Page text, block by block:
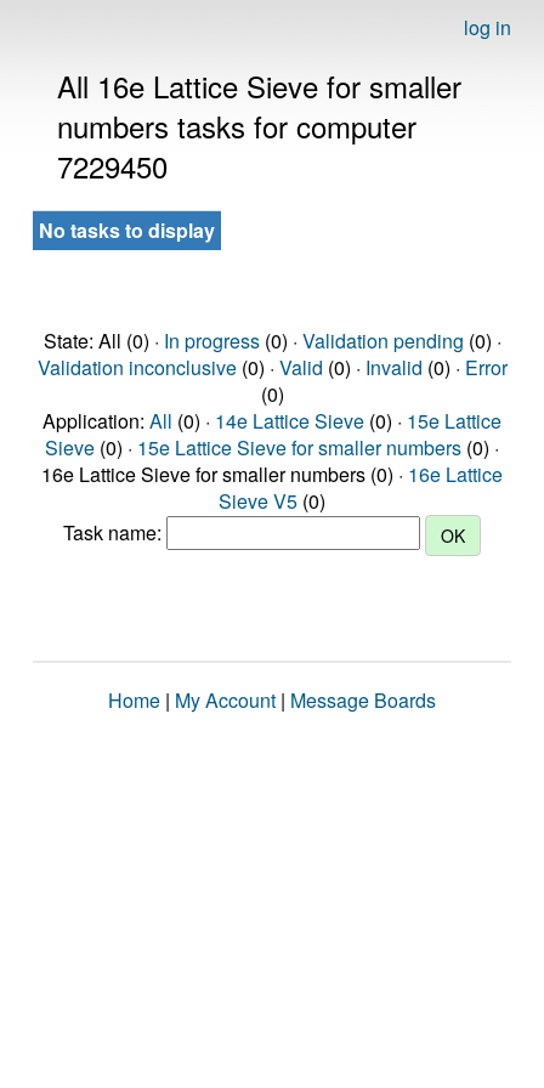
log in
All 16e Lattice Sieve for smaller
numbers tasks for computer
7229450
No tasks to display
State: All (0) · In progress(0) · Validation pending (0) ·
Validation inconclusive(0) · Valid (0) · Invalid (0) · Error
(0)
Application: All (0) · 14e Lattice Sieve (0) · 15e Lattice
Sieve (0) · 15e Lattice Sieve for smaller numbers (0) ·
16e Lattice Sieve for smaller numbers (0) · 16e Lattice
Sieve V5 (0)
Task name:
Home | My Account | Message Boards